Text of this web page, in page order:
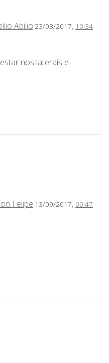
Abilio 23/08/2017, 10:34
nos laterais e
Felipe 13/09/2017, 00:47